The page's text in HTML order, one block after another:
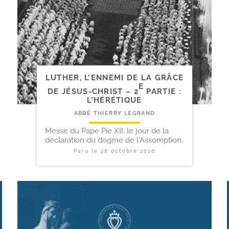
LUTHER, L’ENNEMI DE LA GRÂCE
DE JÉSUS-​CHRIST – 2
E
PARTIE :
L’HÉRÉTIQUE
ABBÉ THIERRY LEGRAND
Messe du Pape Pie XII, le jour de la
déclaration du dogme de l'Assomption.
Paru le 28 octobre 2016